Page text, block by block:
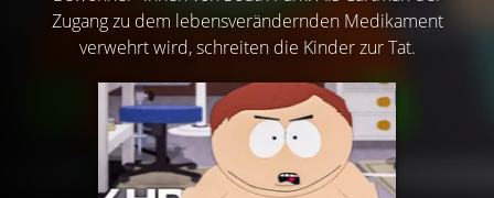
Zugang zu dem lebensverändernden Medikament
verwehrt wird, schreiten die Kinder zur Tat.